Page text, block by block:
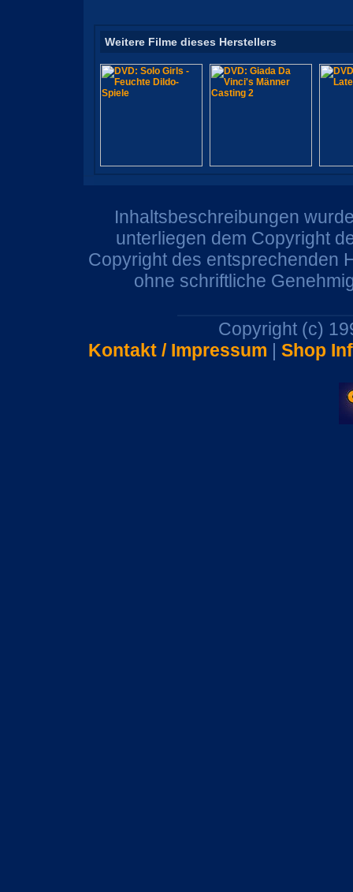
Weitere Filme dieses Herstellers
Inhaltsbeschreibungen
unterliegen dem Copyright
Copyright des entsprechenden
ohne schriftliche
Copyright (c)
Kontakt / Impressum | Shop